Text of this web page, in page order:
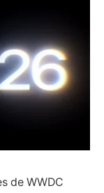
de WWDC